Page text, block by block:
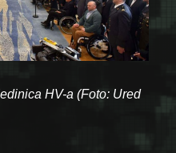
HV-a (Foto: Ured